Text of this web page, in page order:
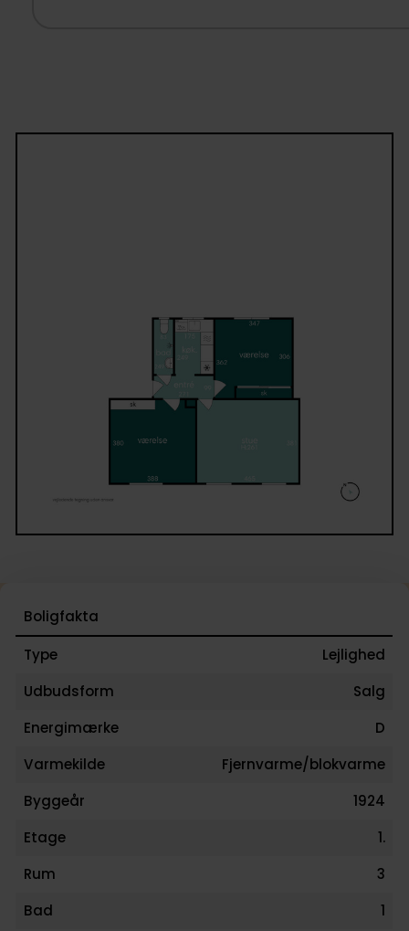
Ejendommen er en charmerende og velholdt
rødstensejendom fra 1924 med et klassisk udtryk
ejerforening med ordnede forhold.
Bag ejendommen finder du en hyggelig, afskærmet
fælleshave, hvor beboerne kan nyde udelivet i
cykelskur og den skønne fælleshave.
Boligfakta
Type
Lejlighed
Udbudsform
Salg
Energimærke
D
Varmekilde
Fjernvarme/blokvarme
Byggeår
1924
Etage
1.
Rum
3
Bad
1